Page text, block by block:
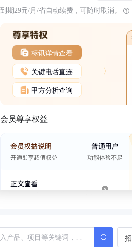
到期29元/月/省自动续费，可随时取消。
标讯详情查看
关键电话直连
甲方分析查询
会员尊享权益